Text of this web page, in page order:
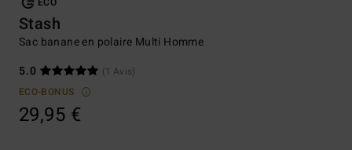
Stash
Sac banane en polaire Multi Homme
5.0
(1 Avis)
ECO-BONUS
29,95 €